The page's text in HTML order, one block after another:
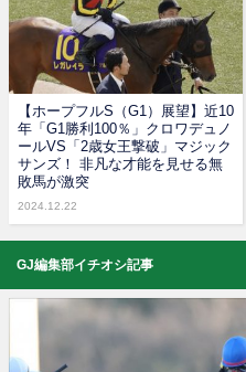
【ホープフルS（G1）展望】近10
年「G1勝利100％」クロワデュノ
ールVS「2歳女王撃破」マジック
サンズ！ 非凡な才能を見せる無
敗馬が激突
2024.12.22
GJ編集部イチオシ記事